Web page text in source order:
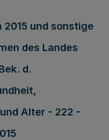
und sonstige
des Landes
d.
Alter - 222 -